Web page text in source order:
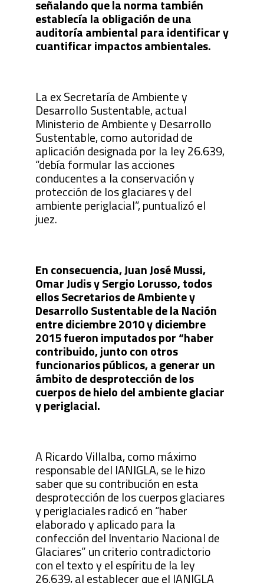
señalando que la norma también
establecía la obligación de una
auditoría ambiental para identificar y
cuantificar impactos ambientales.
La ex Secretaría de Ambiente y
Desarrollo Sustentable, actual
Ministerio de Ambiente y Desarrollo
Sustentable, como autoridad de
aplicación designada por la ley 26.639,
“debía formular las acciones
conducentes a la conservación y
protección de los glaciares y del
ambiente periglacial”, puntualizó el
juez.
En consecuencia, Juan José Mussi,
Omar Judis y Sergio Lorusso, todos
ellos Secretarios de Ambiente y
Desarrollo Sustentable de la Nación
entre diciembre 2010 y diciembre
2015 fueron imputados por “haber
contribuido, junto con otros
funcionarios públicos, a generar un
ámbito de desprotección de los
cuerpos de hielo del ambiente glaciar
y periglacial.
A Ricardo Villalba, como máximo
responsable del IANIGLA, se le hizo
saber que su contribución en esta
desprotección de los cuerpos glaciares
y periglaciales radicó en “haber
elaborado y aplicado para la
confección del Inventario Nacional de
Glaciares” un criterio contradictorio
con el texto y el espíritu de la ley
26.639, al establecer que el IANIGLA